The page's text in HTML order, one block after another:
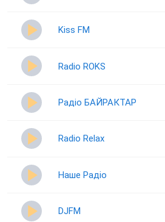
Kiss FM
Radio ROKS
Радіо БАЙРАКТАР
Radio Relax
Наше Радіо
DJFM